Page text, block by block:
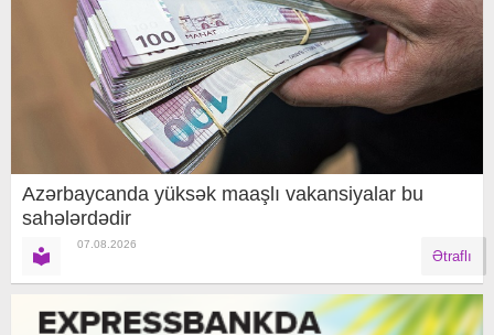
Azərbaycanda yüksək maaşlı vakansiyalar bu
sahələrdədir
07.08.2026
Ətraflı